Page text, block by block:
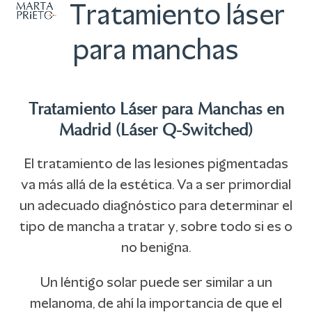
SkipAbrir
Cerrar
Tratamiento láser
para manchas
Tratamiento Láser para Manchas en
Madrid (Láser Q-Switched)
El tratamiento de las lesiones pigmentadas
va más allá de la estética. Va a ser primordial
un adecuado diagnóstico para determinar el
tipo de mancha a tratar y, sobre todo si es o
no benigna.
Un léntigo solar puede ser similar a un
melanoma, de ahí la importancia de que el